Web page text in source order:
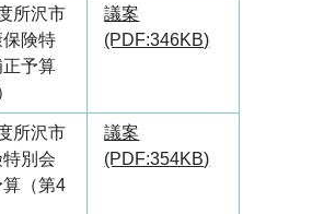
所沢市
保険特
正予算
議案
(PDF:346KB)
所沢市
別会
（第4
議案
(PDF:354KB)